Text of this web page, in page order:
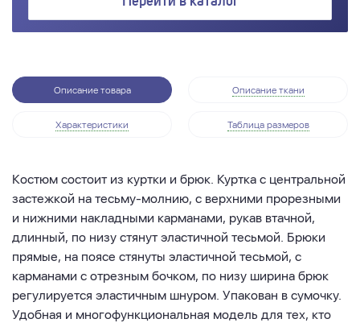
Описание товара Описание ткани
Характеристики Таблица размеров
Костюм состоит из куртки и брюк. Куртка с центральной
застежкой на тесьму-молнию, с верхними прорезными
и нижними накладными карманами, рукав втачной,
длинный, по низу стянут эластичной тесьмой. Брюки
прямые, на поясе стянуты эластичной тесьмой, с
карманами с отрезным бочком, по низу ширина брюк
регулируется эластичным шнуром. Упакован в сумочку.
Удобная и многофункциональная модель для тех, кто